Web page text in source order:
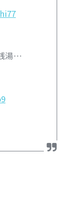
湯…